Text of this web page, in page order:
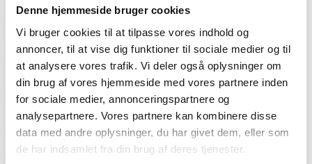
Denne hjemmeside bruger cookies
Vi bruger cookies til at tilpasse vores indhold og
annoncer, til at vise dig funktioner til sociale medier og til
at analysere vores trafik. Vi deler også oplysninger om
din brug af vores hjemmeside med vores partnere inden
for sociale medier, annonceringspartnere og
analysepartnere. Vores partnere kan kombinere disse
data med andre oplysninger, du har givet dem, eller som
de har indsamlet fra din brug af deres tjenester.
personligt præg på dit rum. Flisen kan lægges i et traditionelt
sildebensmønster, lige på eller hvad end der vil klæde indretningen.
Lume serien findes også i farverne
Off White Musk Greige China
WhiteogTurchese.
Se også den matchende serie, Cardiff, der findes i farverneHibiscus
Pink
Lume Green kan ses i vores showroom i Herlev.
Til Lume Green vil vi foreslå fugefarven PCI Nanofug Premium 47
Antracit.